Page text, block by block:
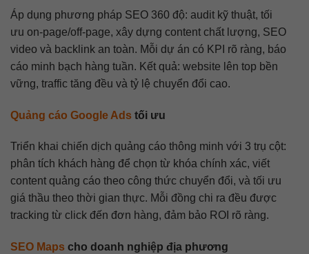
Áp dụng phương pháp SEO 360 độ: audit kỹ thuật, tối
ưu on-page/off-page, xây dựng content chất lượng, SEO
video và backlink an toàn. Mỗi dự án có KPI rõ ràng, báo
cáo minh bạch hàng tuần. Kết quả: website lên top bền
vững, traffic tăng đều và tỷ lệ chuyển đổi cao.
Quảng cáo Google Ads tối ưu
Triển khai chiến dịch quảng cáo thông minh với 3 trụ cột:
phân tích khách hàng để chọn từ khóa chính xác, viết
content quảng cáo theo công thức chuyển đổi, và tối ưu
giá thầu theo thời gian thực. Mỗi đồng chi ra đều được
tracking từ click đến đơn hàng, đảm bảo ROI rõ ràng.
SEO Maps cho doanh nghiệp địa phương